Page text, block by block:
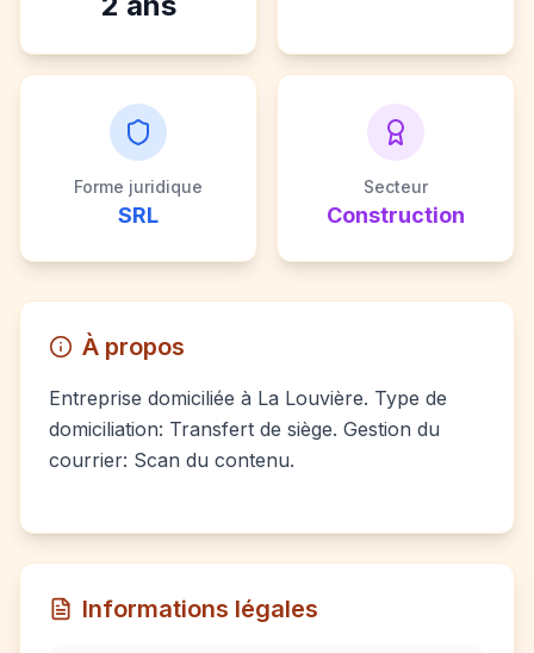
Forme juridique
SRL
Secteur
Construction
À propos
Entreprise domiciliée à La Louvière. Type de
domiciliation: Transfert de siège. Gestion du
courrier: Scan du contenu.
Informations légales